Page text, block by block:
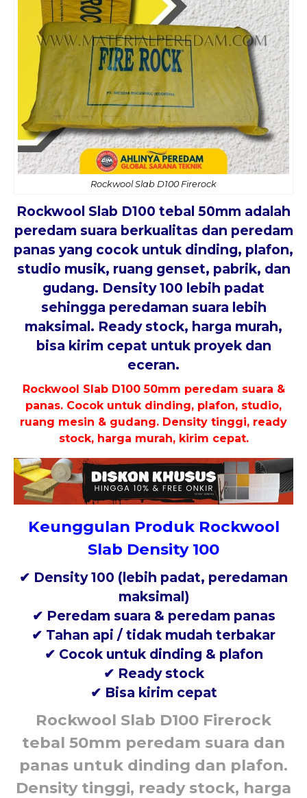
Rockwool Slab D100 Firerock
Rockwool Slab D100 tebal 50mm adalah
peredam suara berkualitas dan peredam
panas yang cocok untuk dinding, plafon,
studio musik, ruang genset, pabrik, dan
gudang. Density 100 lebih padat
sehingga peredaman suara lebih
maksimal. Ready stock, harga murah,
bisa kirim cepat untuk proyek dan
eceran.
Rockwool Slab D100 50mm peredam suara &
panas. Cocok untuk dinding, plafon, studio,
ruang mesin & gudang. Density tinggi, ready
stock, harga murah, kirim cepat.
Keunggulan Produk Rockwool
Slab Density 100
✔ Density 100 (lebih padat, peredaman
maksimal)
✔ Peredam suara & peredam panas
✔ Tahan api / tidak mudah terbakar
✔ Cocok untuk dinding & plafon
✔ Ready stock
✔ Bisa kirim cepat
Rockwool Slab D100 Firerock
tebal 50mm peredam suara dan
panas untuk dinding dan plafon.
Density tinggi, ready stock, harga